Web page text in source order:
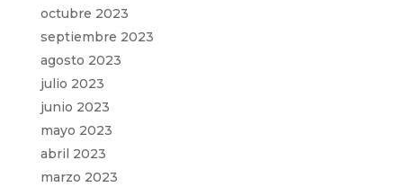
octubre 2023
septiembre 2023
agosto 2023
julio 2023
junio 2023
mayo 2023
abril 2023
marzo 2023